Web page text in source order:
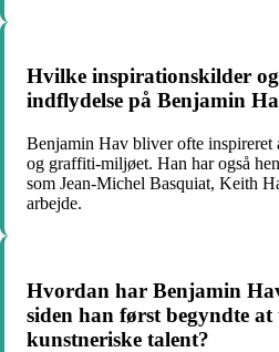
Hvilke inspirationskilder
indflydelse på Benjamin
Benjamin Hav bliver ofte inspireret
og graffiti-miljøet. Han har også
som Jean-Michel Basquiat, Keith
arbejde.
Hvordan har Benjamin
siden han først begyndte
kunstneriske talent?